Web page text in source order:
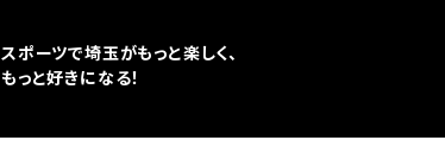
スポーツで埼玉がもっと楽しく、
もっと好きになる！